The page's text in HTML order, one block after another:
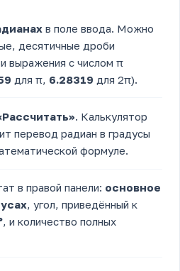
в поле ввода. Можно
десятичные дроби
выражения с числом π
для π, 6.28319 для 2π).
. Калькулятор
перевод радиан в градусы
формуле.
в правой панели: основное
, угол, приведённый к
, и количество полных